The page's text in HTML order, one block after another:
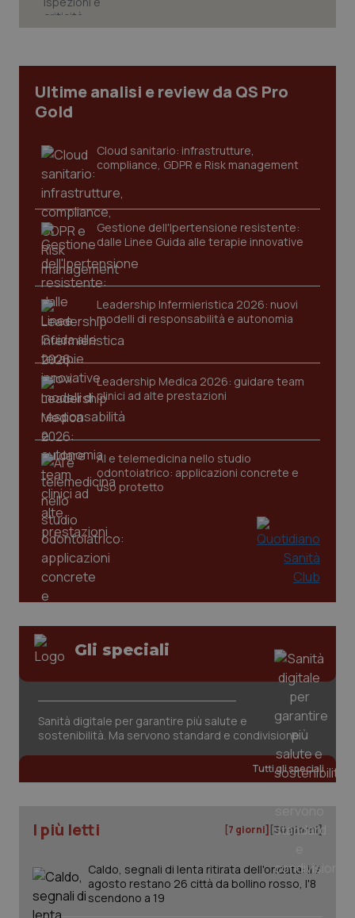
Ultime analisi e review da QS Pro
Gold
Cloud sanitario: infrastrutture,
compliance, GDPR e Risk management
Gestione dell'Ipertensione resistente:
dalle Linee Guida alle terapie innovative
Leadership Infermieristica 2026: nuovi
modelli di responsabilità e autonomia
Leadership Medica 2026: guidare team
clinici ad alte prestazioni
AI e telemedicina nello studio
odontoiatrico: applicazioni concrete e
uso protetto
Gli speciali
Sanità digitale per garantire più salute e
sostenibilità. Ma servono standard e condivisione
Tutti gli speciali
I più letti [7 giorni] [30 giorni]
Caldo, segnali di lenta ritirata dell'ondata: il 7
agosto restano 26 città da bollino rosso, l'8
scendono a 19
sito web abilitandone funzionalità di base quali la
protette del sito. Il sito web non è in grado di
funzionare correttamente senza questi cookie.
VISITOR_PRIVACY_METADATA
YouTube
.youtube.com
CookieScriptConsent
tracking-sites-ironfish-
www.quotidianosanita.it